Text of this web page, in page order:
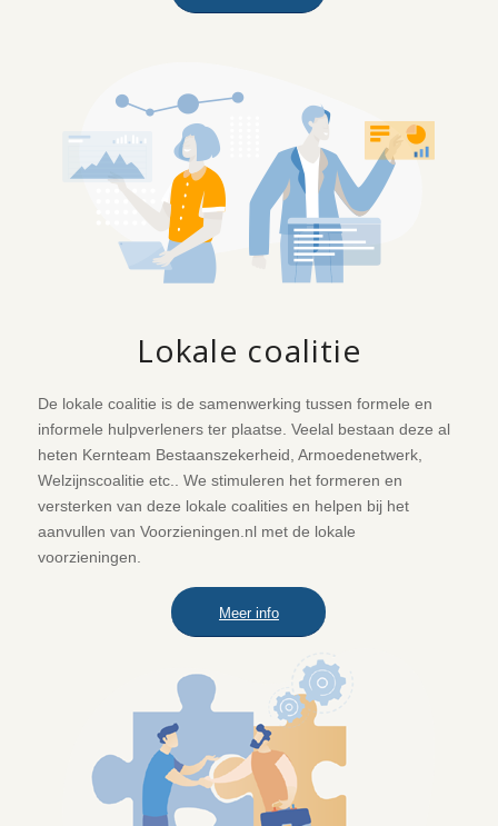
Lokale coalitie
De lokale coalitie is de samenwerking tussen formele en
informele hulpverleners ter plaatse. Veelal bestaan deze al
heten Kernteam Bestaanszekerheid, Armoedenetwerk,
Welzijnscoalitie etc.. We stimuleren het formeren en
versterken van deze lokale coalities en helpen bij het
aanvullen van Voorzieningen.nl met de lokale
voorzieningen.
Meer info